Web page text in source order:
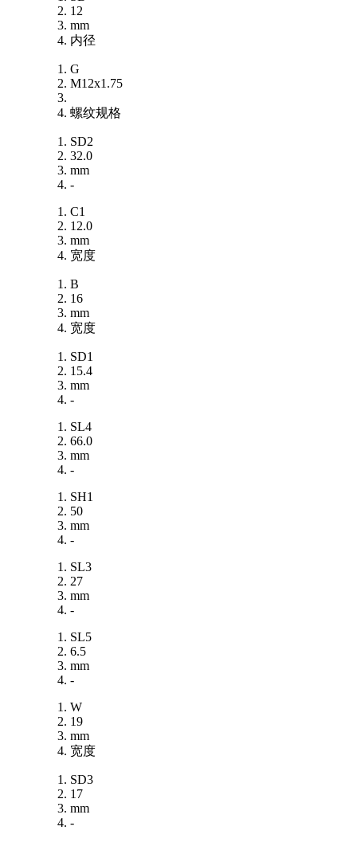
12
mm
内径
G
M12x1.75
螺纹规格
SD2
32.0
mm
-
C1
12.0
mm
宽度
B
16
mm
宽度
SD1
15.4
mm
-
SL4
66.0
mm
-
SH1
50
mm
-
SL3
27
mm
-
SL5
6.5
mm
-
W
19
mm
宽度
SD3
17
mm
-